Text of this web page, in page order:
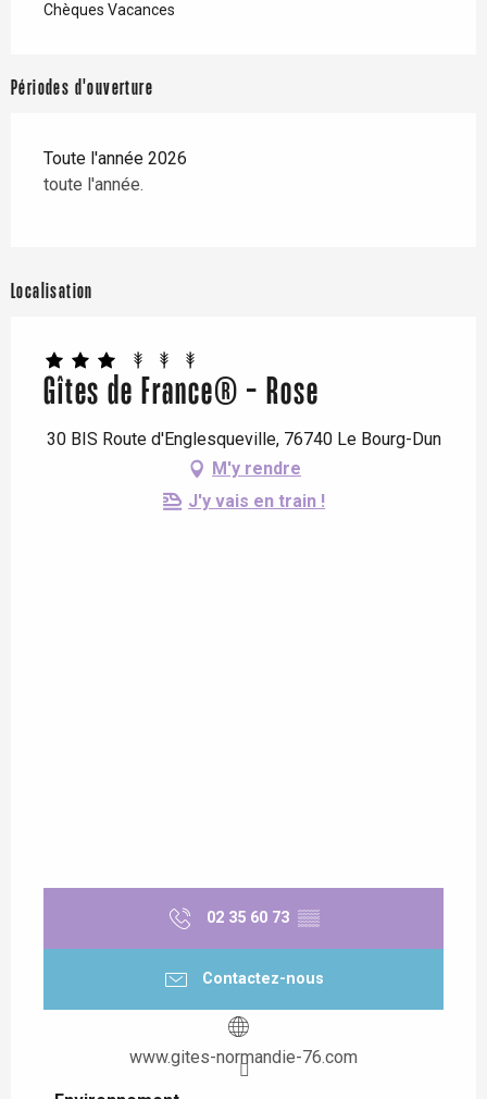
Chèques Vacances
Périodes d'ouverture
Toute l'année 2026
toute l'année.
Localisation
Gîtes de France® - Rose
30 BIS Route d'Englesqueville, 76740 Le Bourg-Dun
M'y rendre
J'y vais en train !
02 35 60 73 ▒▒
Contactez-nous
www.gites-normandie-76.com